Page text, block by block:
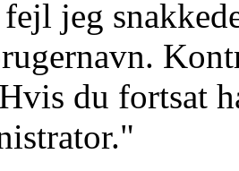
jeg
du fortsat